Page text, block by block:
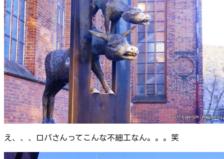
え、、、ロバさんってこんな不細工なん。。。笑